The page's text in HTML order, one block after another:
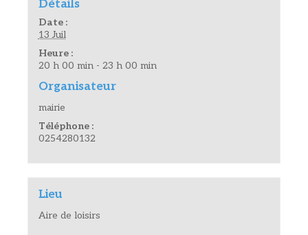
Détails
Date :
13 Juil
Heure :
20 h 00 min - 23 h 00 min
Organisateur
mairie
Téléphone :
0254280132
Lieu
Aire de loisirs